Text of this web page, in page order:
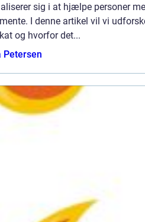
sig i at hjælpe personer
I denne artikel vil vi
og hvorfor det...
Petersen